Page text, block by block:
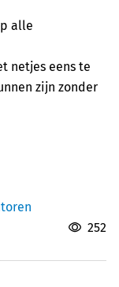
alle
netjes eens te
zijn zonder
252